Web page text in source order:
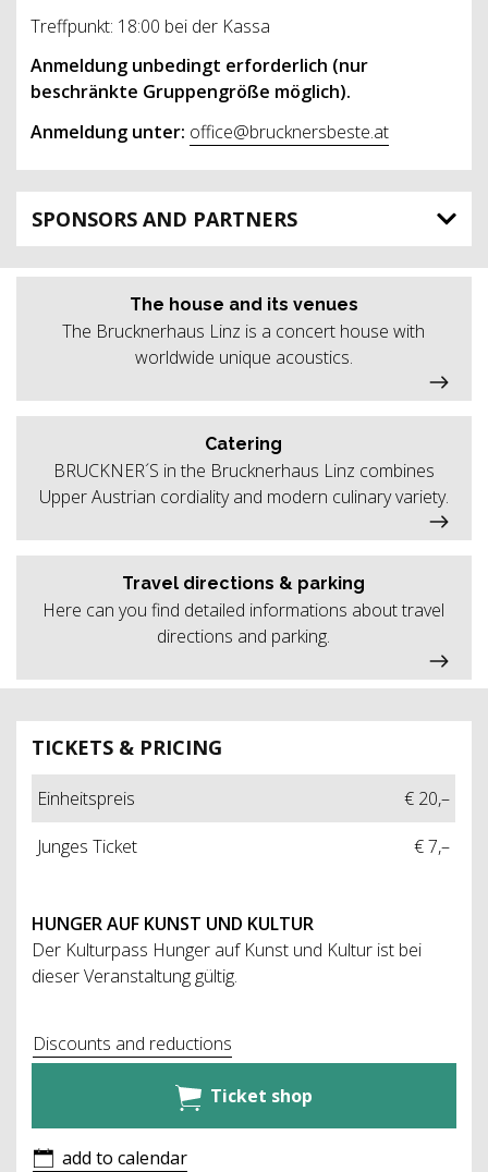
Treffpunkt: 18:00 bei der Kassa
Anmeldung unbedingt erforderlich (nur
beschränkte Gruppengröße möglich).
Anmeldung unter: office@brucknersbeste.at
SPONSORS AND PARTNERS
TICKETS & PRICING
Einheitspreis
€ 20,–
Junges Ticket
€ 7,–
HUNGER AUF KUNST UND KULTUR
Der Kulturpass Hunger auf Kunst und Kultur ist bei
dieser Veranstaltung gültig.
Discounts and reductions
Ticket shop
add to calendar
The house and its venues
The Brucknerhaus Linz is a concert house with
worldwide unique acoustics.
Catering
BRUCKNER´S in the Brucknerhaus Linz combines
Upper Austrian cordiality and modern culinary variety.
Travel directions & parking
Here can you find detailed informations about travel
directions and parking.